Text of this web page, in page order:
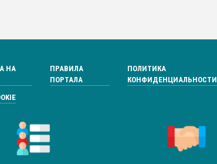
НА
ПРАВИЛА
ПОРТАЛА
ПОЛИТИКА
КОНФИДЕНЦИАЛЬНОСТИ